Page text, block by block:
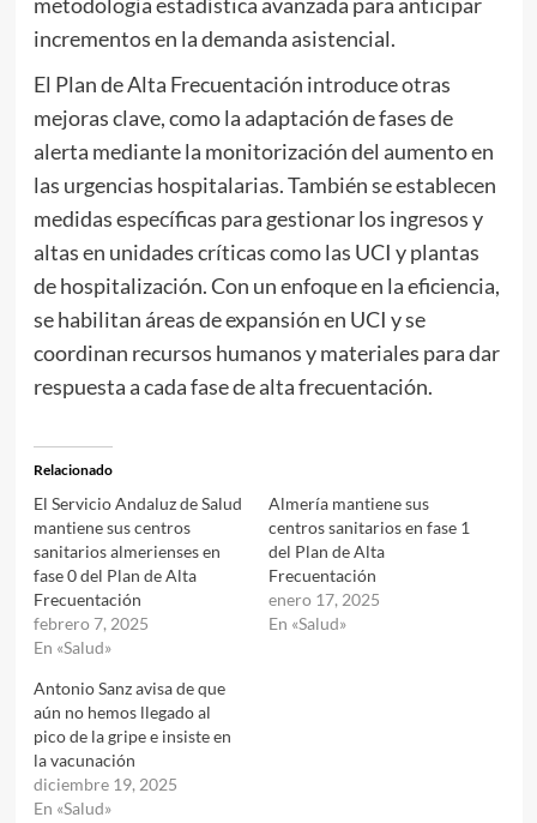
incrementos en la demanda asistencial.
El Plan de Alta Frecuentación introduce otras
mejoras clave, como la adaptación de fases de
alerta mediante la monitorización del aumento en
las urgencias hospitalarias. También se establecen
medidas específicas para gestionar los ingresos y
altas en unidades críticas como las UCI y plantas
de hospitalización. Con un enfoque en la eficiencia,
se habilitan áreas de expansión en UCI y se
coordinan recursos humanos y materiales para dar
respuesta a cada fase de alta frecuentación.
Relacionado
El Servicio Andaluz de Salud
mantiene sus centros
sanitarios almerienses en
fase 0 del Plan de Alta
Frecuentación
febrero 7, 2025
En «Salud»
Almería mantiene sus
centros sanitarios en fase 1
del Plan de Alta
Frecuentación
enero 17, 2025
En «Salud»
Antonio Sanz avisa de que
aún no hemos llegado al
pico de la gripe e insiste en
la vacunación
diciembre 19, 2025
En «Salud»